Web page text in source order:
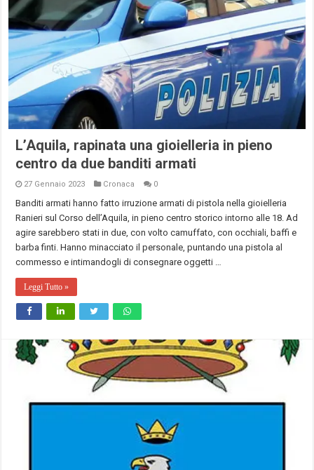
L’Aquila, rapinata una gioielleria in pieno
centro da due banditi armati
27 Gennaio 2023 Cronaca 0
Banditi armati hanno fatto irruzione armati di pistola nella gioielleria
Ranieri sul Corso dell’Aquila, in pieno centro storico intorno alle 18. Ad
agire sarebbero stati in due, con volto camuffato, con occhiali, baffi e
barba finti. Hanno minacciato il personale, puntando una pistola al
commesso e intimandogli di consegnare oggetti …
Leggi Tutto »